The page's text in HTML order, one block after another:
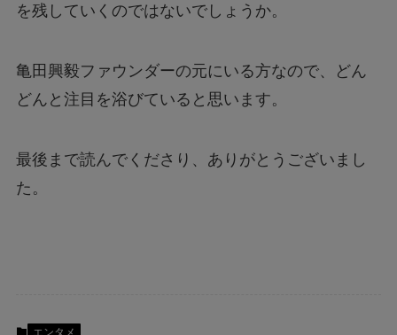
を残していくのではないでしょうか。
亀田興毅ファウンダーの元にいる方なので、どん
どんと注目を浴びていると思います。
最後まで読んでくださり、ありがとうございまし
た。
エンタメ